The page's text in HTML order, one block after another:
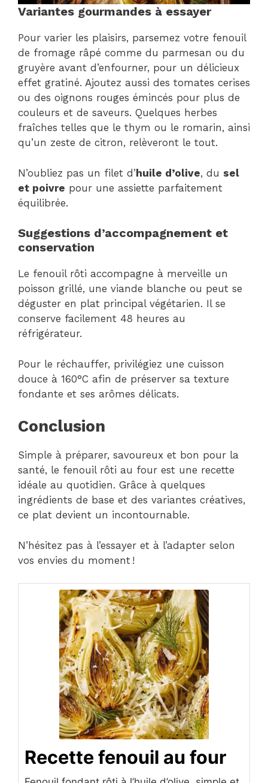
Variantes gourmandes à essayer
Pour varier les plaisirs, parsemez votre fenouil
de fromage râpé comme du parmesan ou du
gruyère avant d’enfourner, pour un délicieux
effet gratiné. Ajoutez aussi des tomates cerises
ou des oignons rouges émincés pour plus de
couleurs et de saveurs. Quelques herbes
fraîches telles que le thym ou le romarin, ainsi
qu’un zeste de citron, relèveront le tout.
N’oubliez pas un filet d’huile d’olive, du sel
et poivre pour une assiette parfaitement
équilibrée.
Suggestions d’accompagnement et
conservation
Le fenouil rôti accompagne à merveille un
poisson grillé, une viande blanche ou peut se
déguster en plat principal végétarien. Il se
conserve facilement 48 heures au
réfrigérateur.
Pour le réchauffer, privilégiez une cuisson
douce à 160°C afin de préserver sa texture
fondante et ses arômes délicats.
Conclusion
Simple à préparer, savoureux et bon pour la
santé, le fenouil rôti au four est une recette
idéale au quotidien. Grâce à quelques
ingrédients de base et des variantes créatives,
ce plat devient un incontournable.
N’hésitez pas à l’essayer et à l’adapter selon
vos envies du moment !
Recette fenouil au four